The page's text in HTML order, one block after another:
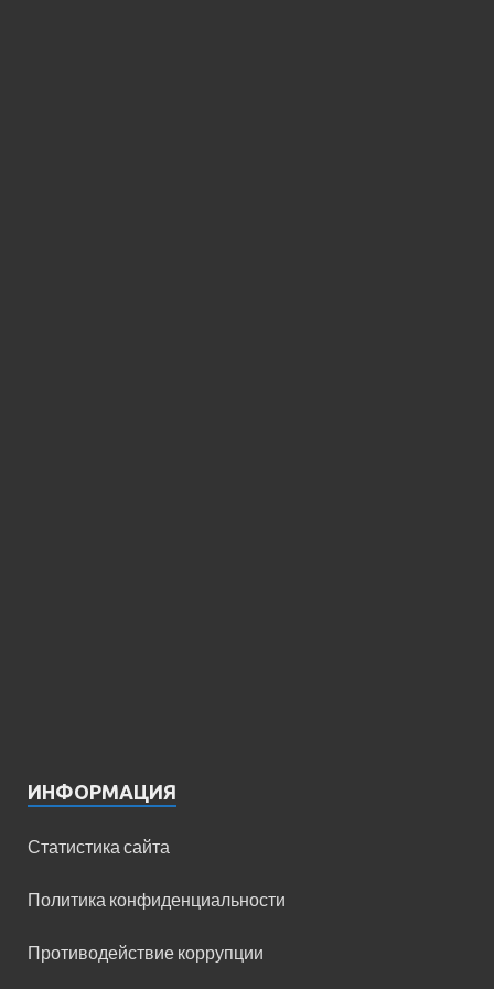
ИНФОРМАЦИЯ
Статистика сайта
Политика конфиденциальности
Противодействие коррупции